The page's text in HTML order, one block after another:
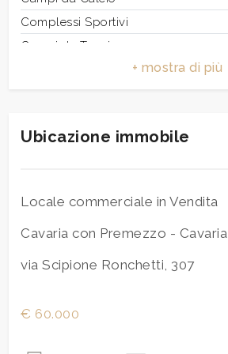
Complessi Sportivi
Campi da Tennis
Trasporti Pubblici
Scuole Superiori
Bar
Centri commerciali
Ubicazione immobile
Locale commerciale in Vendita
Cavaria con Premezzo - Cavaria
via Scipione Ronchetti, 307
€ 60.000
5
Camere
minime
1